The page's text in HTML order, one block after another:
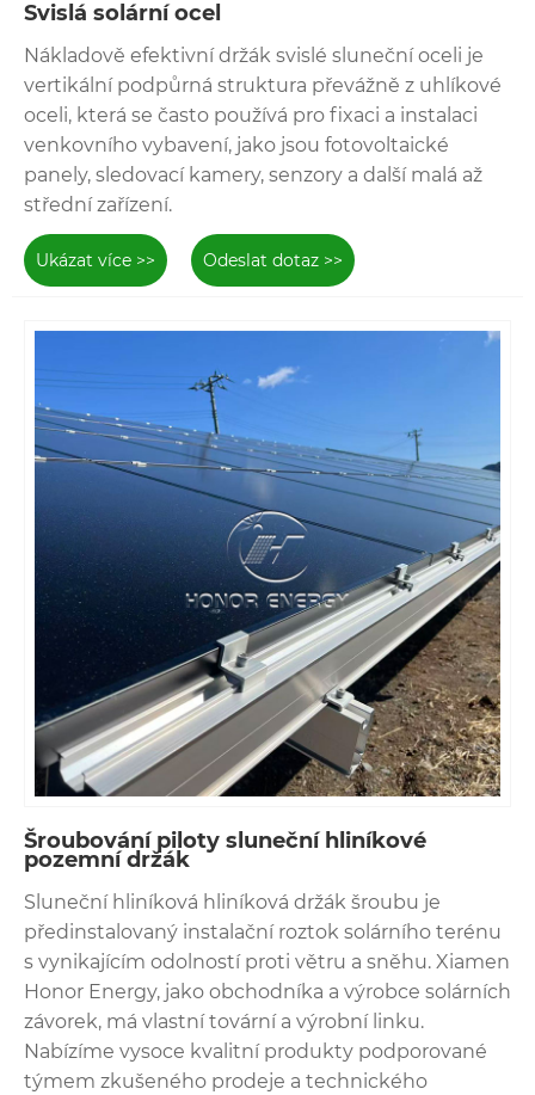
Svislá solární ocel
Nákladově efektivní držák svislé sluneční oceli je
vertikální podpůrná struktura převážně z uhlíkové
oceli, která se často používá pro fixaci a instalaci
venkovního vybavení, jako jsou fotovoltaické
panely, sledovací kamery, senzory a další malá až
střední zařízení.
Ukázat více >> Odeslat dotaz >>
Šroubování piloty sluneční hliníkové
pozemní držák
Sluneční hliníková hliníková držák šroubu je
předinstalovaný instalační roztok solárního terénu
s vynikajícím odolností proti větru a sněhu. Xiamen
Honor Energy, jako obchodníka a výrobce solárních
závorek, má vlastní tovární a výrobní linku.
Nabízíme vysoce kvalitní produkty podporované
týmem zkušeného prodeje a technického